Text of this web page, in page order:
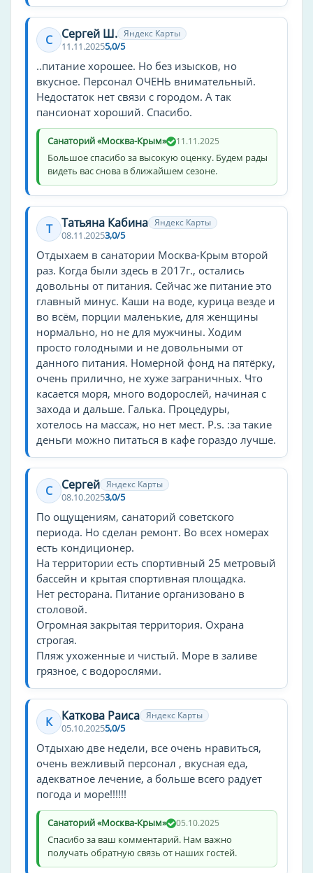
теннисный корт
настольный теннис
кинозал
камера хранения
Интернет
телевизор в номере
баня
мини-бар
завтрак
Способ оплаты
оплата картой
Детские услуги
детская площадка
детский бассейн
для детей
Спорт и здоровье
Бадминтон
Спортзал
Тренажерный зал
Баскетбольная площадка
Бильярд
Волейбольная площадка
Бассейн, СПА и оздоровление
Детский бассейн
Бассейн с морской водой
Ингаляции
Косметологический кабинет
Массажный кабинет
Зоны общественного пользования
Парк
Церковь
Услуги уборки/чистки
Лифт
Отопление
Тип санатория
санаторий
С Сергей Ш. Яндекс Карты
11.11.20255,0/5
..питание хорошее. Но без изысков, но
вкусное. Персонал ОЧЕНЬ внимательный.
Недостаток нет связи с городом. А так
пансионат хороший. Спасибо.
Санаторий «Москва-Крым» 11.11.2025
Большое спасибо за высокую оценку. Будем рады
видеть вас снова в ближайшем сезоне.
Т Татьяна Кабина Яндекс Карты
08.11.20253,0/5
Отдыхаем в санатории Москва-Крым второй
раз. Когда были здесь в 2017г., остались
довольны от питания. Сейчас же питание это
главный минус. Каши на воде, курица везде и
во всём, порции маленькие, для женщины
нормально, но не для мужчины. Ходим
просто голодными и не довольными от
данного питания. Номерной фонд на пятёрку,
очень прилично, не хуже заграничных. Что
касается моря, много водорослей, начиная с
захода и дальше. Галька. Процедуры,
хотелось на массаж, но нет мест. P.s. :за такие
деньги можно питаться в кафе гораздо лучше.
С Сергей Яндекс Карты
08.10.20253,0/5
По ощущениям, санаторий советского
периода. Но сделан ремонт. Во всех номерах
есть кондиционер.
На территории есть спортивный 25 метровый
бассейн и крытая спортивная площадка.
Нет ресторана. Питание организовано в
столовой.
Огромная закрытая территория. Охрана
строгая.
Пляж ухоженные и чистый. Море в заливе
грязное, с водорослями.
К Каткова Раиса Яндекс Карты
05.10.20255,0/5
Отдыхаю две недели, все очень нравиться,
очень вежливый персонал , вкусная еда,
адекватное лечение, а больше всего радует
погода и море!!!!!!
Санаторий «Москва-Крым» 05.10.2025
Спасибо за ваш комментарий. Нам важно
получать обратную связь от наших гостей.